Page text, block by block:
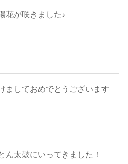
花が咲きました♪
ましておめでとうございます
ん太鼓にいってきました！